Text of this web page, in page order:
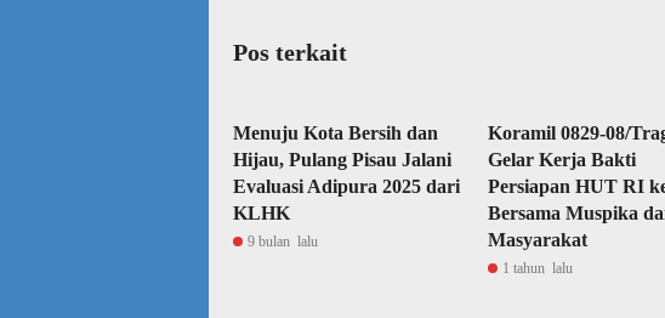
Pos terkait
Menuju Kota Bersih dan
Hijau, Pulang Pisau Jalani
Evaluasi Adipura 2025 dari
KLHK
9 bulan lalu
Koramil 0829-08/
Gelar Kerja Bakti
Persiapan HUT RI
Bersama Muspika
Masyarakat
1 tahun lalu